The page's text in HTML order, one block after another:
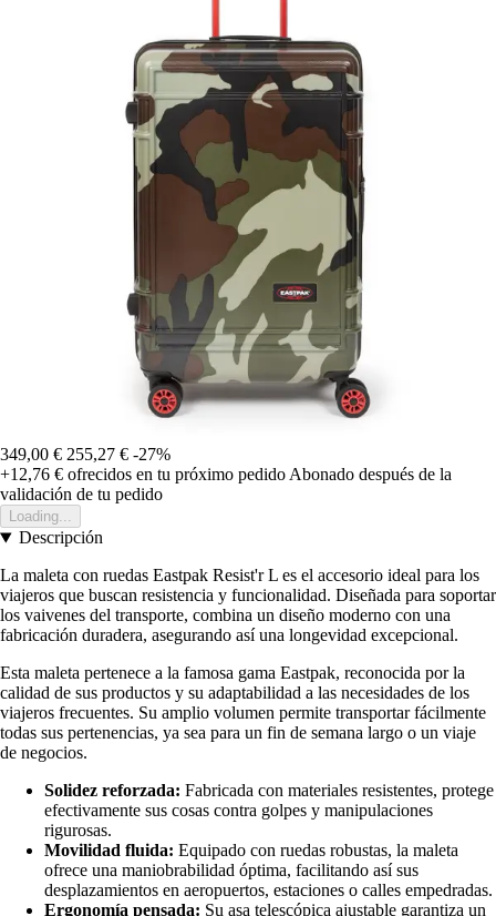
349,00 € 255,27 € -27%
+12,76 € ofrecidos en tu próximo pedido Abonado después de la
validación de tu pedido
Loading...
Descripción
La maleta con ruedas Eastpak Resist'r L es el accesorio ideal para los
viajeros que buscan resistencia y funcionalidad. Diseñada para soportar
los vaivenes del transporte, combina un diseño moderno con una
fabricación duradera, asegurando así una longevidad excepcional.
Esta maleta pertenece a la famosa gama Eastpak, reconocida por la
calidad de sus productos y su adaptabilidad a las necesidades de los
viajeros frecuentes. Su amplio volumen permite transportar fácilmente
todas sus pertenencias, ya sea para un fin de semana largo o un viaje
de negocios.
Solidez reforzada: Fabricada con materiales resistentes, protege
efectivamente sus cosas contra golpes y manipulaciones
rigurosas.
Movilidad fluida: Equipado con ruedas robustas, la maleta
ofrece una maniobrabilidad óptima, facilitando así sus
desplazamientos en aeropuertos, estaciones o calles empedradas.
Ergonomía pensada: Su asa telescópica ajustable garantiza un